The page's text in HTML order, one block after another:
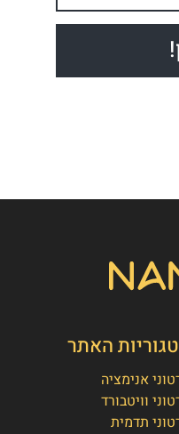
האתר
אנימציה
וויטבורד
תדמית